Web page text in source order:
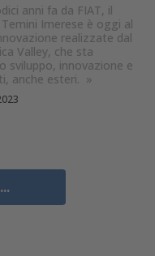
anni fa da FIAT, il
Imerese è oggi al
realizzate dal
Valley, che sta
sviluppo, innovazione e
anche esteri. »